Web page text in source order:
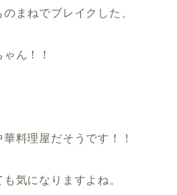
まねでブレイクした、
ん！！
料理屋だそうです！！
気になりますよね。